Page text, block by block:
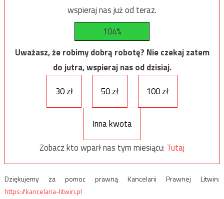
wspieraj nas już od teraz.
104%
Uważasz, że robimy dobrą robotę? Nie czekaj zatem
do jutra, wspieraj nas od dzisiaj.
30 zł
50 zł 100 zł
Inna kwota
Zobacz kto wparł nas tym miesiącu: Tutaj
Dziękujemy za pomoc prawną Kancelarii Prawnej Litwin:
https://kancelaria-litwin.pl